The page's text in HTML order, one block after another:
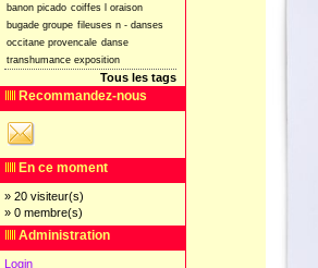
banon picado coiffes
oraison
bugade groupe fileuses n - danses
occitane provencale danse
transhumance exposition
Tous les tags
Recommandez-nous
En ce moment
» 20 visiteur(s)
» 0 membre(s)
Administration
Login